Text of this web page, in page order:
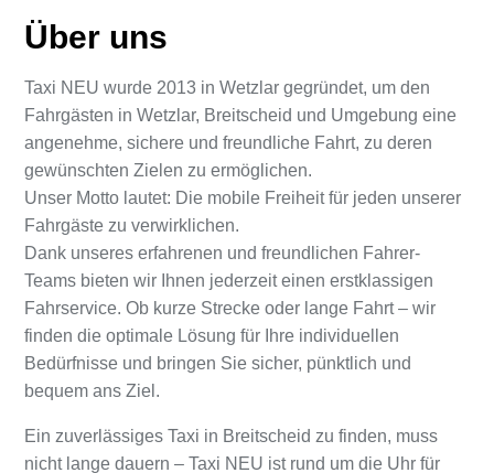
Über uns
Taxi NEU wurde 2013 in Wetzlar gegründet, um den
Fahrgästen in Wetzlar, Breitscheid und Umgebung eine
angenehme, sichere und freundliche Fahrt, zu deren
gewünschten Zielen zu ermöglichen.
Unser Motto lautet: Die mobile Freiheit für jeden unserer
Fahrgäste zu verwirklichen.
Dank unseres erfahrenen und freundlichen Fahrer-
Teams bieten wir Ihnen jederzeit einen erstklassigen
Fahrservice. Ob kurze Strecke oder lange Fahrt – wir
finden die optimale Lösung für Ihre individuellen
Bedürfnisse und bringen Sie sicher, pünktlich und
bequem ans Ziel.
Ein zuverlässiges Taxi in Breitscheid zu finden, muss
nicht lange dauern – Taxi NEU ist rund um die Uhr für